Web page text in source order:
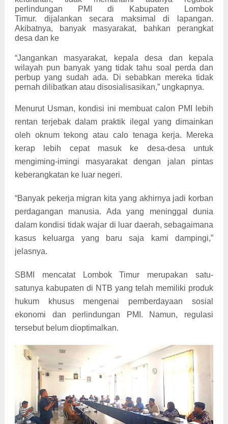
perlindungan PMI di Kabupaten Lombok
Timur. dijalankan secara maksimal di lapangan.
Akibatnya, banyak masyarakat, bahkan perangkat
desa dan ke
“Jangankan masyarakat, kepala desa dan kepala
wilayah pun banyak yang tidak tahu soal perda dan
perbup yang sudah ada. Di sebabkan mereka tidak
pernah dilibatkan atau disosialisasikan,” ungkapnya.
Menurut Usman, kondisi ini membuat calon PMI lebih
rentan terjebak dalam praktik ilegal yang dimainkan
oleh oknum tekong atau calo tenaga kerja. Mereka
kerap lebih cepat masuk ke desa-desa untuk
mengiming-imingi masyarakat dengan jalan pintas
keberangkatan ke luar negeri.
“Banyak pekerja migran kita yang akhirnya jadi korban
perdagangan manusia. Ada yang meninggal dunia
dalam kondisi tidak wajar di luar daerah, sebagaimana
kasus keluarga yang baru saja kami dampingi,”
jelasnya.
SBMI mencatat Lombok Timur merupakan satu-
satunya kabupaten di NTB yang telah memiliki produk
hukum khusus mengenai pemberdayaan sosial
ekonomi dan perlindungan PMI. Namun, regulasi
tersebut belum dioptimalkan.